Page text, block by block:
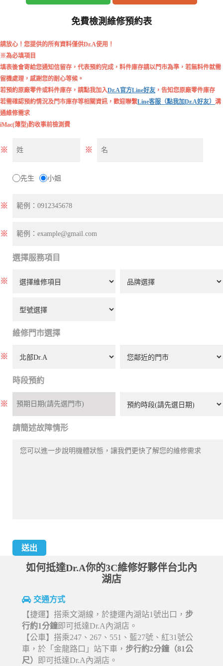
免費檢測維修預約表
請放心！您提供的所有資料僅供Dr.A使用！
※為必填項目
填表後會寄給您通知信留存，代表預約完成，料件庫存請以門市為準，若無料件就需
留機處理，感謝您的耐心等候。
若預約原廠零件或料件庫存，請點我加入Dr.A官方Line好友 ，告知您原廠零件庫存
若需確認預約情況及門市庫存等相關資訊，歡迎聯繫Line客服（點我加Dr.A好友） 溝
通維修需求
iMac(薄型)酌收事前檢測費
※ ※
先生 小姐
※
※
選擇服務項目
※
維修門市選擇
※
時段預約
※
請簡述故障情形
如何抵達Dr.A你的3C維修好夥伴台北內
湖店
交通方式
【捷運】搭乘文湖線，於捷運內湖站1號出口， 步
行約1分鐘即可抵達Dr.A內湖店。
【公車】搭乘247、267、551、藍27號、紅31號公
車，於「金龍路口」站下車， 步行約2分鐘（81公
尺） 即可抵達Dr.A內湖店。